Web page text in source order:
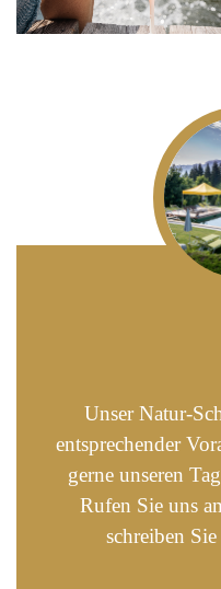
Unser Natur-
entsprechender
gerne unseren
Rufen Sie uns
schreiben